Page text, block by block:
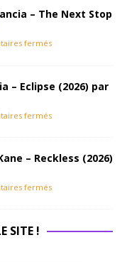
– The Next Stop
fermés
– Eclipse (2026) par
fermés
– Reckless (2026)
fermés
SITE !